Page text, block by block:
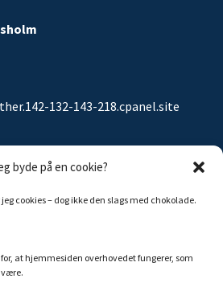
byde på en cookie?
cookies – dog ikke den slags med chokolade.
at hjemmesiden overhovedet fungerer, som
132-143-218.cpanel.site